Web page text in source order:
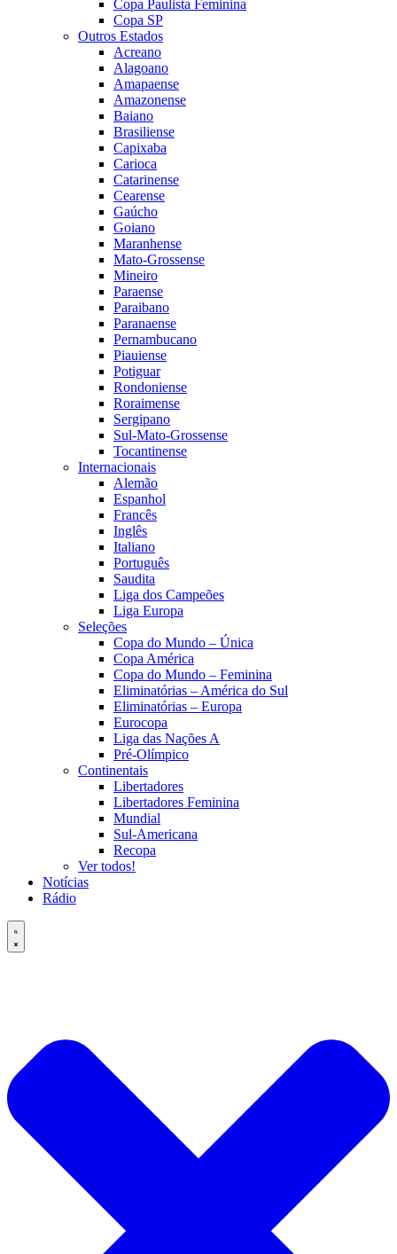
Copa Paulista Feminina
Copa SP
Outros Estados
Acreano
Alagoano
Amapaense
Amazonense
Baiano
Brasiliense
Capixaba
Carioca
Catarinense
Cearense
Gaúcho
Goiano
Maranhense
Mato-Grossense
Mineiro
Paraense
Paraibano
Paranaense
Pernambucano
Piauiense
Potiguar
Rondoniense
Roraimense
Sergipano
Sul-Mato-Grossense
Tocantinense
Internacionais
Alemão
Espanhol
Francês
Inglês
Italiano
Português
Saudita
Liga dos Campeões
Liga Europa
Seleções
Copa do Mundo – Única
Copa América
Copa do Mundo – Feminina
Eliminatórias – América do Sul
Eliminatórias – Europa
Eurocopa
Liga das Nações A
Pré-Olímpico
Continentais
Libertadores
Libertadores Feminina
Mundial
Sul-Americana
Recopa
Ver todos!
Notícias
Rádio